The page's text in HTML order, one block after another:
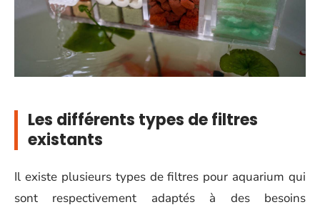
Les différents types de filtres
existants
Il existe plusieurs types de filtres pour aquarium qui
sont respectivement adaptés à des besoins